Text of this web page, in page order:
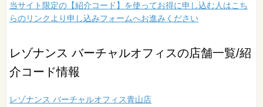
当サイト限定の【紹介コード】を使ってお得に申し込む人はこち
らのリンクより申し込みフォームへお進みください
レゾナンス バーチャルオフィスの店舗一覧/紹
介コード情報
レゾナンス バーチャルオフィス青山店